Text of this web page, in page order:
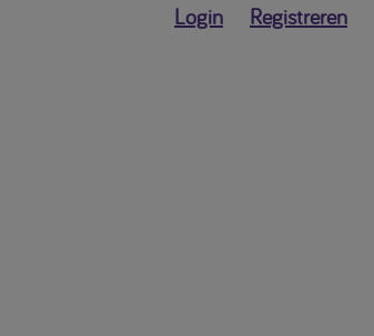
Login
Registreren